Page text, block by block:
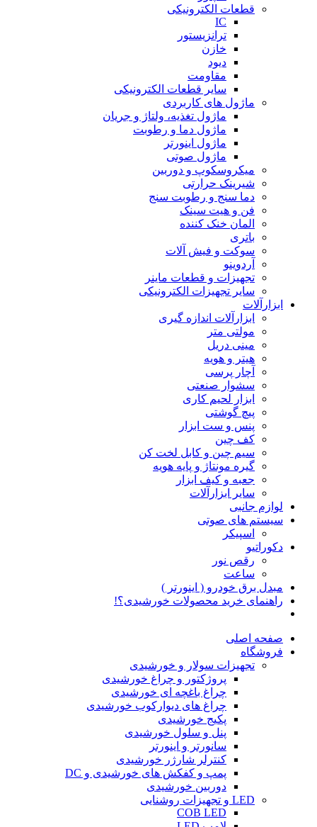
قطعات الکترونیکی
IC
ترانزیستور
خازن
دیود
مقاومت
سایر قطعات الکترونیکی
ماژول های کاربردی
ماژول تغذیه، ولتاژ و جریان
ماژول دما و رطوبت
ماژول اینورتر
ماژول صوتی
میکروسکوپ و دوربین
شیرینک حرارتی
دما سنج و رطوبت سنج
فن و هیت سینک
المان خنک کننده
باتری
سوکت و فیش آلات
آردوینو
تجهیزات و قطعات ماینر
سایر تجهیزات الکترونیکی
ابزارآلات
ابزارآلات اندازه گیری
مولتی متر
مینی دریل
هیتر و هویه
آچار پرسی
سشوار صنعتی
ابزار لحیم کاری
پیچ گوشتی
پنس و ست ابزار
کف چین
سیم چین و کابل لخت کن
گیره مونتاژ و پایه هویه
جعبه و کیف ابزار
سایر ابزارآلات
لوازم جانبی
سیستم های صوتی
اسپیکر
دکوراتیو
رقص نور
ساعت
مبدل برق خودرو ( اینورتر )
راهنمای خرید محصولات خورشیدی؟!
صفحه اصلی
فروشگاه
تجهیزات سولار و خورشیدی
پروژکتور و چراغ خورشیدی
چراغ باغچه ای خورشیدی
چراغ های دیوارکوب خورشیدی
پکیج خورشیدی
پنل و سلول خورشیدی
سانورتر و اینورتر
کنترلر شارژر خورشیدی
پمپ و کفکش های خورشیدی و DC
دوربین خورشیدی
LED و تجهیزات روشنایی
COB LED